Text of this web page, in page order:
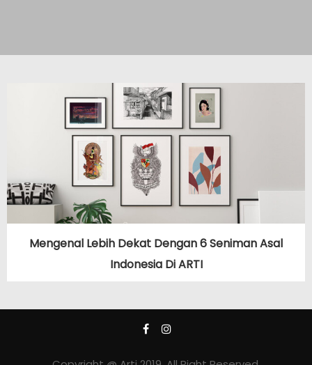
Mengenal Lebih Dekat Dengan 6 Seniman Asal
Indonesia Di ARTI